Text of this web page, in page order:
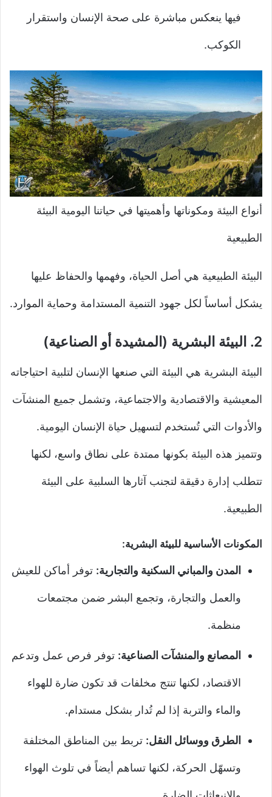
فيها ينعكس مباشرة على صحة الإنسان واستقرار
الكوكب.
أنواع البيئة ومكوناتها وأهميتها في حياتنا اليومية البيئة
الطبيعية
البيئة الطبيعية هي أصل الحياة، وفهمها والحفاظ عليها
يشكل أساساً لكل جهود التنمية المستدامة وحماية الموارد.
2. البيئة البشرية (المشيدة أو الصناعية)
البيئة البشرية هي البيئة التي صنعها الإنسان لتلبية احتياجاته
المعيشية والاقتصادية والاجتماعية، وتشمل جميع المنشآت
والأدوات التي تُستخدم لتسهيل حياة الإنسان اليومية.
وتتميز هذه البيئة بكونها ممتدة على نطاق واسع، لكنها
تتطلب إدارة دقيقة لتجنب آثارها السلبية على البيئة
الطبيعية.
المكونات الأساسية للبيئة البشرية:
المدن والمباني السكنية والتجارية: توفر أماكن للعيش
والعمل والتجارة، وتجمع البشر ضمن مجتمعات
منظمة.
المصانع والمنشآت الصناعية: توفر فرص عمل وتدعم
الاقتصاد، لكنها تنتج مخلفات قد تكون ضارة للهواء
والماء والتربة إذا لم تُدار بشكل مستدام.
الطرق ووسائل النقل: تربط بين المناطق المختلفة
وتسهّل الحركة، لكنها تساهم أيضاً في تلوث الهواء